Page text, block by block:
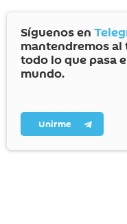
Síguenos en
mantendremos al
todo lo que pasa
mundo.
Unirme